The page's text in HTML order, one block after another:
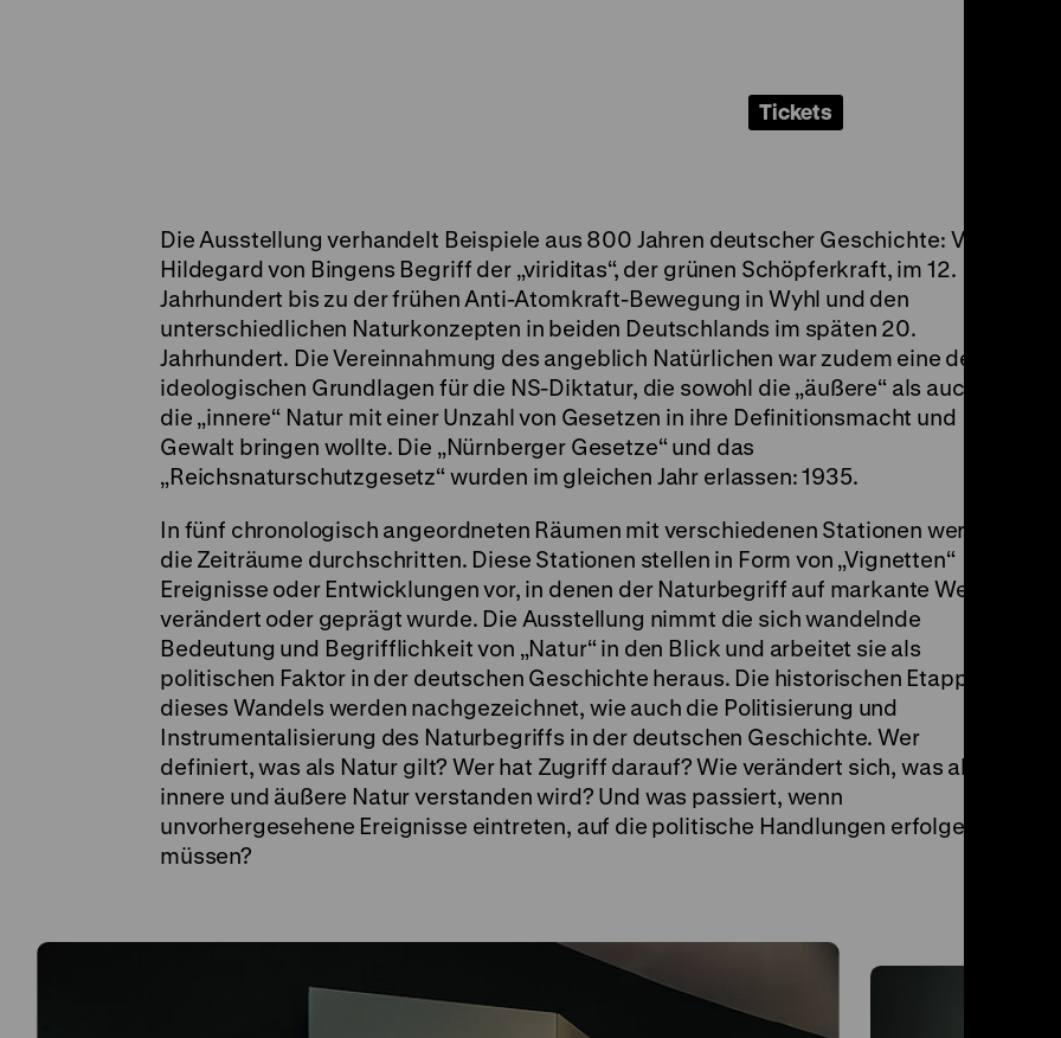
Tickets
Die Ausstellung verhandelt Beispiele aus 800 Jahren deutscher Geschichte: Von
Hildegard von Bingens Begriff der „viriditas“, der grünen Schöpferkraft, im 12.
Jahrhundert bis zu der frühen Anti-Atomkraft-Bewegung in Wyhl und den
unterschiedlichen Naturkonzepten in beiden Deutschlands im späten 20.
Jahrhundert. Die Vereinnahmung des angeblich Natürlichen war zudem eine der
ideologischen Grundlagen für die NS-Diktatur, die sowohl die „äußere“ als auch
die „innere“ Natur mit einer Unzahl von Gesetzen in ihre Definitionsmacht und
Gewalt bringen wollte. Die „Nürnberger Gesetze“ und das
„Reichsnaturschutzgesetz“ wurden im gleichen Jahr erlassen: 1935.
In fünf chronologisch angeordneten Räumen mit verschiedenen Stationen werden
die Zeiträume durchschritten. Diese Stationen stellen in Form von „Vignetten“
Ereignisse oder Entwicklungen vor, in denen der Naturbegriff auf markante Weise
verändert oder geprägt wurde. Die Ausstellung nimmt die sich wandelnde
Bedeutung und Begrifflichkeit von „Natur“ in den Blick und arbeitet sie als
politischen Faktor in der deutschen Geschichte heraus. Die historischen Etappen
dieses Wandels werden nachgezeichnet, wie auch die Politisierung und
Instrumentalisierung des Naturbegriffs in der deutschen Geschichte. Wer
definiert, was als Natur gilt? Wer hat Zugriff darauf? Wie verändert sich, was als
innere und äußere Natur verstanden wird? Und was passiert, wenn
unvorhergesehene Ereignisse eintreten, auf die politische Handlungen erfolgen
müssen?